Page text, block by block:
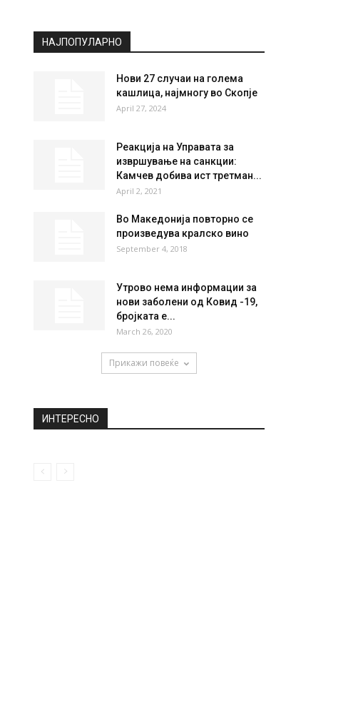
НАЈПОПУЛАРНО
Нови 27 случаи на голема
кашлица, најмногу во Скопје
April 27, 2024
Реакција на Управата за
извршување на санкции:
Камчев добива ист третман...
April 2, 2021
Во Македонија повторно се
произведува кралско вино
September 4, 2018
Утрово нема информации за
нови заболени од Ковид -19,
бројката е...
March 26, 2020
Прикажи повеќе
ИНТЕРЕСНО